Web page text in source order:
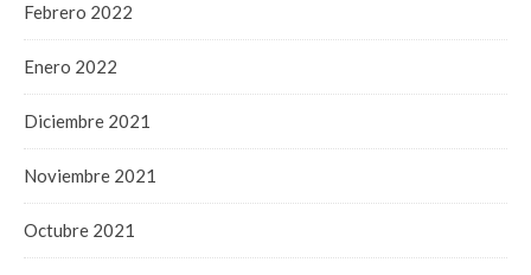
Febrero 2022
Enero 2022
Diciembre 2021
Noviembre 2021
Octubre 2021